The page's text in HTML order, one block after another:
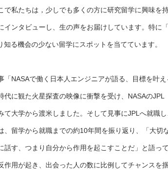
私たちは，少しでも多くの方に研究留学に興味を
インタビューし、生の声をお届けしています。特に
る機会の少ない留学にスポットを当てています。
NASAで働く日本人エンジニアが語る、目標を叶
に観た火星探査の映像に衝撃を受け、NASAのJPL
て大学から渡米しました。そして見事にJPLへ就職
留学から就職までの約10年間を振り返り、「大切
す、つまり自分から作用を起こすことだ」と語っ
用が起き、出会った人の数に比例してチャンスを